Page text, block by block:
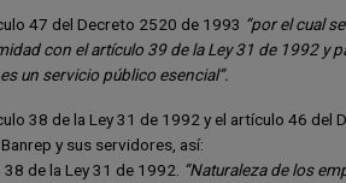
47 del Decreto 2520 de 1993 “por el cual
con el artículo 39 de la Ley 31 de 1992 y
un servicio público esencial”.
38 de la Ley 31 de 1992 y el artículo 46
y sus servidores, así:
de la Ley 31 de 1992. “Naturaleza de los